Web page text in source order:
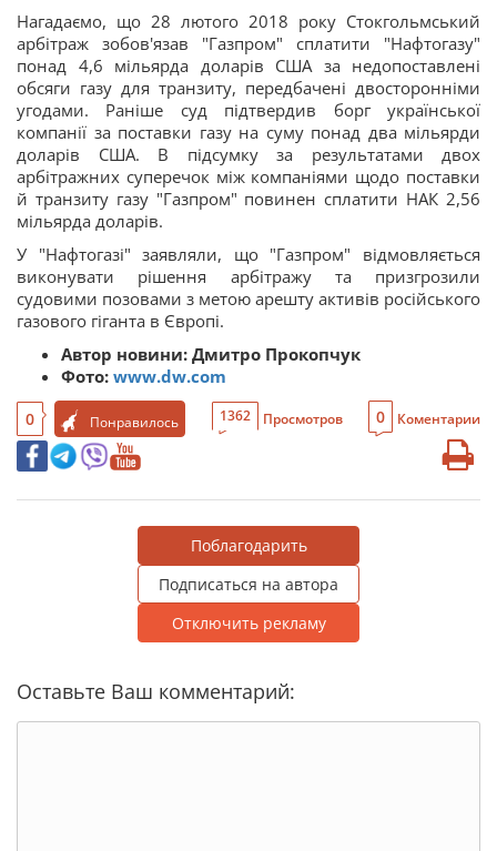
Нагадаємо, що 28 лютого 2018 року Стокгольмський
арбітраж зобов'язав "Газпром" сплатити "Нафтогазу"
понад 4,6 мільярда доларів США за недопоставлені
обсяги газу для транзиту, передбачені двосторонніми
угодами. Раніше суд підтвердив борг української
компанії за поставки газу на суму понад два мільярди
доларів США. В підсумку за результатами двох
арбітражних суперечок між компаніями щодо поставки
й транзиту газу "Газпром" повинен сплатити НАК 2,56
мільярда доларів.
У "Нафтогазі" заявляли, що "Газпром" відмовляється
виконувати рішення арбітражу та призгрозили
судовими позовами з метою арешту активів російського
газового гіганта в Європі.
Автор новини: Дмитро Прокопчук
Фото: www.dw.com
0 Понравилось 1362 Просмотров 0 Коментарии
Поблагодарить
Подписаться на автора
Отключить рекламу
Оставьте Ваш комментарий: